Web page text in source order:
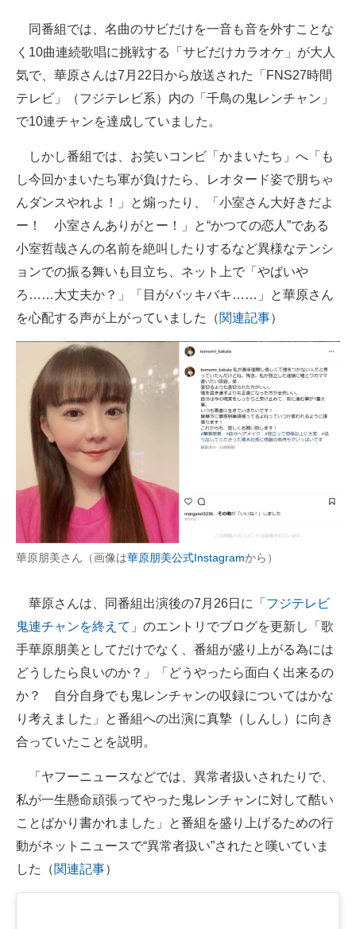
同番組では、名曲のサビだけを一音も音を外すことな
く10曲連続歌唱に挑戦する「サビだけカラオケ」が大人
気で、華原さんは7月22日から放送された「FNS27時間
テレビ」（フジテレビ系）内の「千鳥の鬼レンチャン」
で10連チャンを達成していました。
しかし番組では、お笑いコンビ「かまいたち」へ「も
し今回かまいたち軍が負けたら、レオタード姿で朋ちゃ
んダンスやれよ！」と煽ったり、「小室さん大好きだよ
ー！ 小室さんありがとー！」と“かつての恋人”である
小室哲哉さんの名前を絶叫したりするなど異様なテンシ
ョンでの振る舞いも目立ち、ネット上で「やばいや
ろ……大丈夫か？」「目がバッキバキ……」と華原さん
を心配する声が上がっていました（関連記事）
華原朋美さん（画像は華原朋美公式Instagramから）
華原さんは、同番組出演後の7月26日に「 フジテレビ
鬼連チャンを終えて 」のエントリでブログを更新し「歌
手華原朋美としてだけでなく、番組が盛り上がる為には
どうしたら良いのか？」「どうやったら面白く出来るの
か？ 自分自身でも鬼レンチャンの収録についてはかな
り考えました」と番組への出演に真摯（しんし）に向き
合っていたことを説明。
「ヤフーニュースなどでは、異常者扱いされたりで、
私が一生懸命頑張ってやった鬼レンチャンに対して酷い
ことばかり書かれました」と番組を盛り上げるための行
動がネットニュースで“異常者扱い”されたと嘆いていま
した（関連記事）